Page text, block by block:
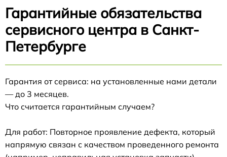
Гарантийные обязательства
сервисного центра в Санкт-
Петербурге
Гарантия от сервиса: на установленные нами детали
— до 3 месяцев.
Что считается гарантийным случаем?
Для работ: Повторное проявление дефекта, который
напрямую связан с качеством проведенного ремонта